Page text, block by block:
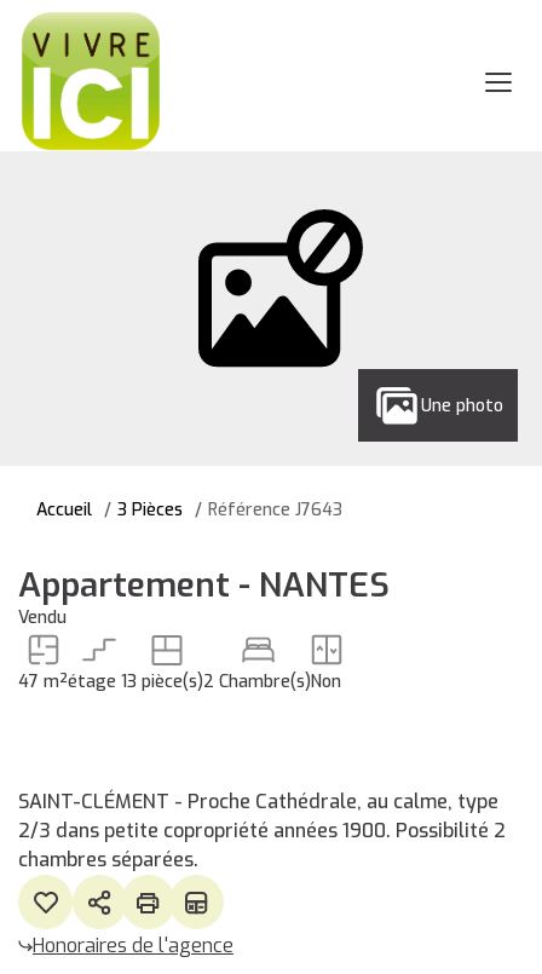
Une photo
Accueil 3 Pièces Référence J7643
Appartement - NANTES
Vendu
47 m²étage 13 pièce(s)2 Chambre(s)Non
SAINT-CLÉMENT - Proche Cathédrale, au calme, type
2/3 dans petite copropriété années 1900. Possibilité 2
chambres séparées.
Honoraires de l'agence